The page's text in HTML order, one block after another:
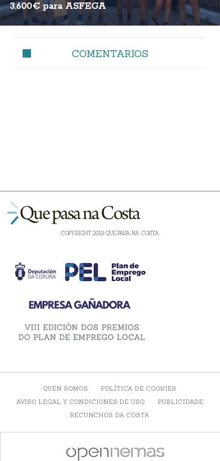
3.600€ para ASFEGA
COMENTARIOS
COPYRIGHT 2019 QUE PASA NA COSTA
QUEN SOMOS
POLÍTICA DE COOKIES
AVISO LEGAL Y CONDICIONES DE USO
PUBLICIDADE
RECUNCHOS DA COSTA